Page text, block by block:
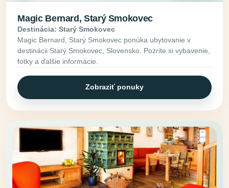
Magic Bernard, Starý Smokovec
Destinácia: Starý Smokovec
Magic Bernard, Starý Smokovec ponúka ubytovanie v
destinácii Starý Smokovec, Slovensko. Pozrite si vybavenie,
fotky a ďalšie informácie.
Zobraziť ponuky